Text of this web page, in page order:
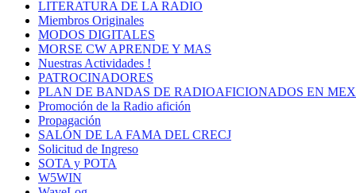
LITERATURA DE LA RADIO
Miembros Originales
MODOS DIGITALES
MORSE CW APRENDE Y MAS
Nuestras Actividades !
PATROCINADORES
PLAN DE BANDAS DE RADIOAFICIONADOS EN
Promoción de la Radio afición
Propagación
SALÓN DE LA FAMA DEL CRECJ
Solicitud de Ingreso
SOTA y POTA
W5WIN